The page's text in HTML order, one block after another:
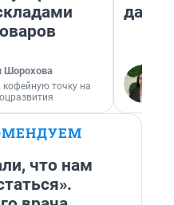
Шорохова
точку на
даже
что нам